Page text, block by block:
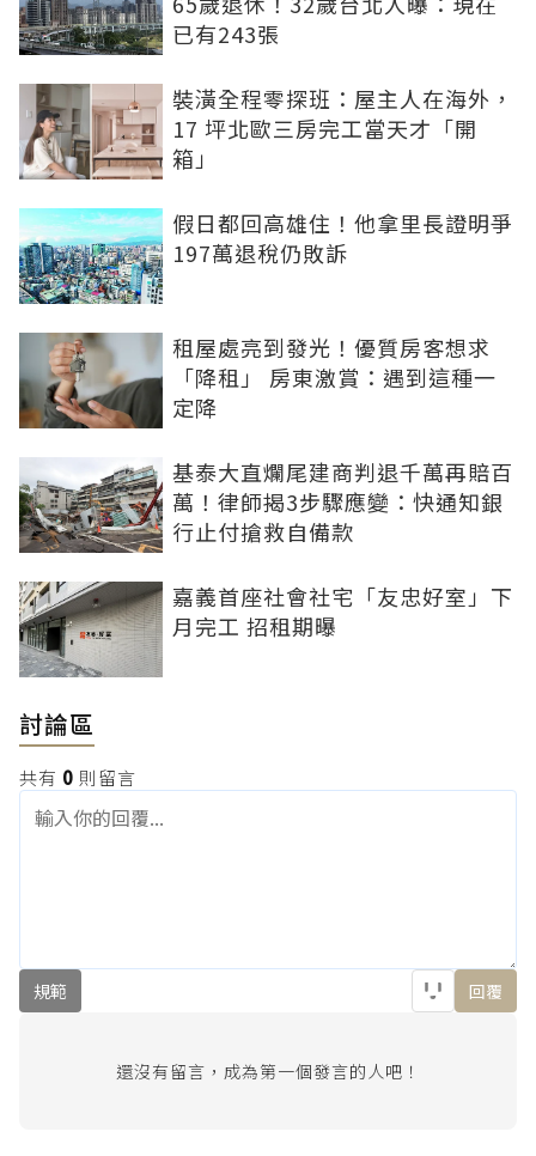
已有243張
裝潢全程零探班：屋主人在海外，
17 坪北歐三房完工當天才「開
箱」
假日都回高雄住！他拿里長證明爭
197萬退稅仍敗訴
租屋處亮到發光！優質房客想求
「降租」 房東激賞：遇到這種一
定降
基泰大直爛尾建商判退千萬再賠百
萬！律師揭3步驟應變：快通知銀
行止付搶救自備款
嘉義首座社會社宅「友忠好室」下
月完工 招租期曝
討論區
共有 0 則留言
規範 回覆
還沒有留言，成為第一個發言的人吧！